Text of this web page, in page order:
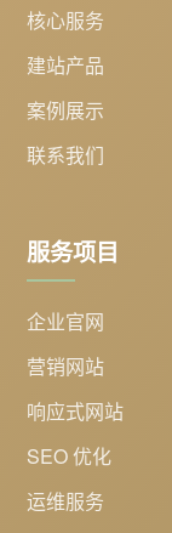
核心服务
建站产品
案例展示
联系我们
服务项目
企业官网
营销网站
响应式网站
SEO 优化
运维服务